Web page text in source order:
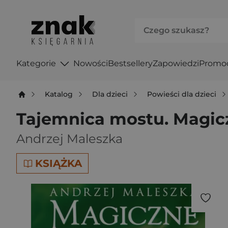
Kategorie NowościBestselleryZapowiedzi
Katalog Dla dzieci Powieści dla dzieci
Tajemnica mostu.
Andrzej Maleszka
KSIĄŻKA